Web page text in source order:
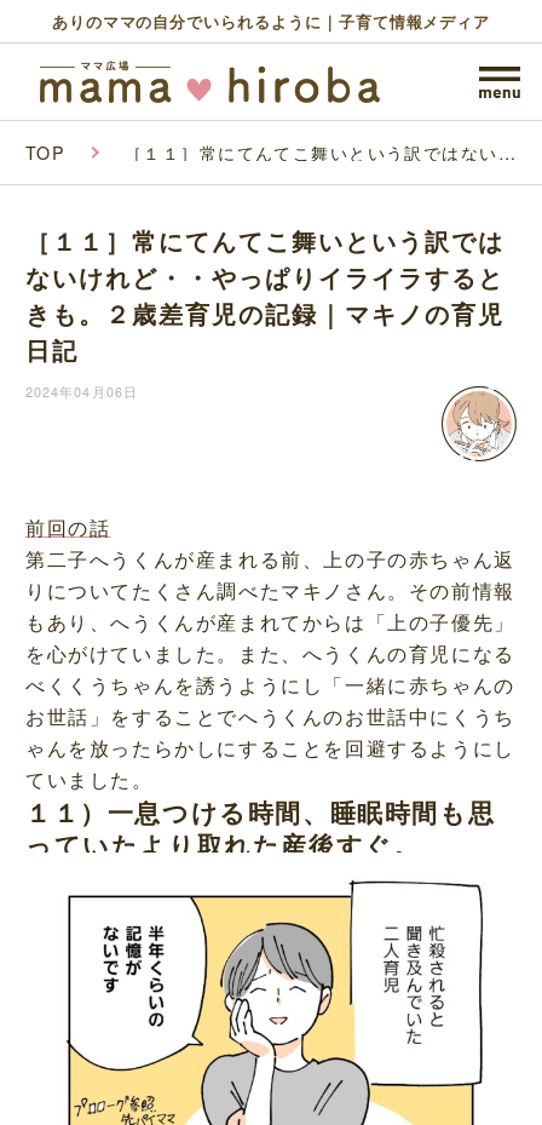
ありのママの自分でいられるように｜子育て情報メディア
TOP ［１１］常にてんてこ舞いという訳ではないけ
育児の記録｜マキノの育児日記
［１１］常にてんてこ舞いという訳では
ないけれど・・やっぱりイライラすると
きも。２歳差育児の記録｜マキノの育児
日記
2024年04月06日
前回の話
第二子へうくんが産まれる前、上の子の赤ちゃん返
りについてたくさん調べたマキノさん。その前情報
もあり、へうくんが産まれてからは「上の子優先」
を心がけていました。また、へうくんの育児になる
べくくうちゃんを誘うようにし「一緒に赤ちゃんの
お世話」をすることでへうくんのお世話中にくうち
ゃんを放ったらかしにすることを回避するようにし
ていました。
１１）一息つける時間、睡眠時間も思
っていたより取れた産後すぐ。